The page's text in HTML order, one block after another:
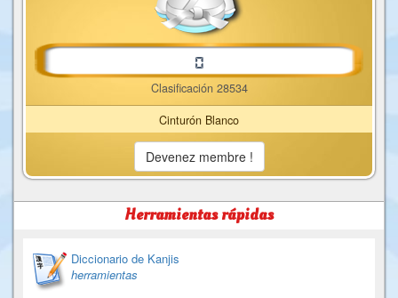
Clasificación 28534
Cinturón Blanco
Devenez membre !
Herramientas rápidas
Diccionario de Kanjis
herramientas